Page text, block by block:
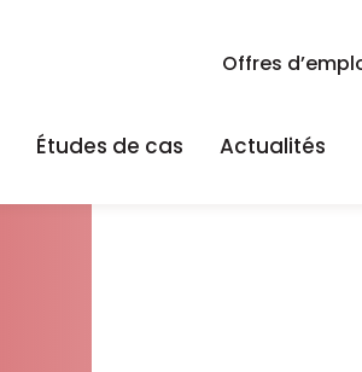
Offres
Études de cas Actualités